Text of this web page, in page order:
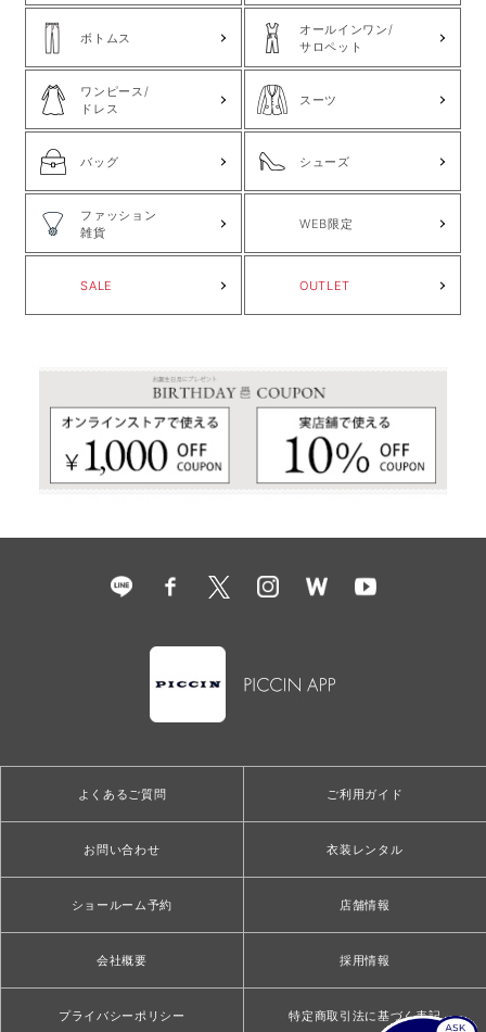
ボトムス
オールインワン/
サロペット
ワンピース/
ドレス
スーツ
バッグ シューズ
ファッション
雑貨
WEB限定
SALE OUTLET
よくあるご質問 ご利用ガイド
お問い合わせ 衣装レンタル
ショールーム予約 店舗情報
会社概要 採用情報
プライバシーポリシー 特定商取引法に基づく表記